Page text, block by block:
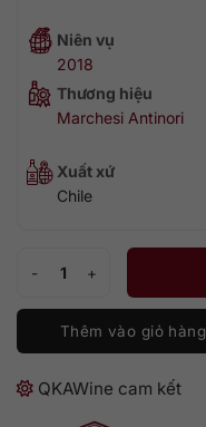
Niên vụ
2018
Thương hiệu
Marchesi Antinori
Xuất xứ
Chile
Thêm vào giỏ hàng
QKAWine cam kết